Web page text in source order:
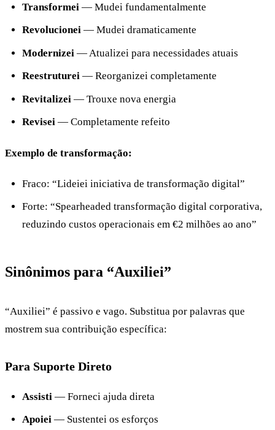
Transformei— Mudei fundamentalmente
Revolucionei— Mudei dramaticamente
Modernizei— Atualizei para necessidades atuais
Reestruturei— Reorganizei completamente
Revitalizei— Trouxe nova energia
Revisei— Completamente refeito
Exemplo de transformação:
Fraco: “Lideiei iniciativa de transformação digital”
Forte: “Spearheaded transformação digital corporativa,
reduzindo custos operacionais em €2 milhões ao ano”
Sinônimos para “Auxiliei”
“Auxiliei” é passivo e vago. Substitua por palavras que
mostrem sua contribuição específica:
Para Suporte Direto
Assisti— Forneci ajuda direta
Apoiei— Sustentei os esforços